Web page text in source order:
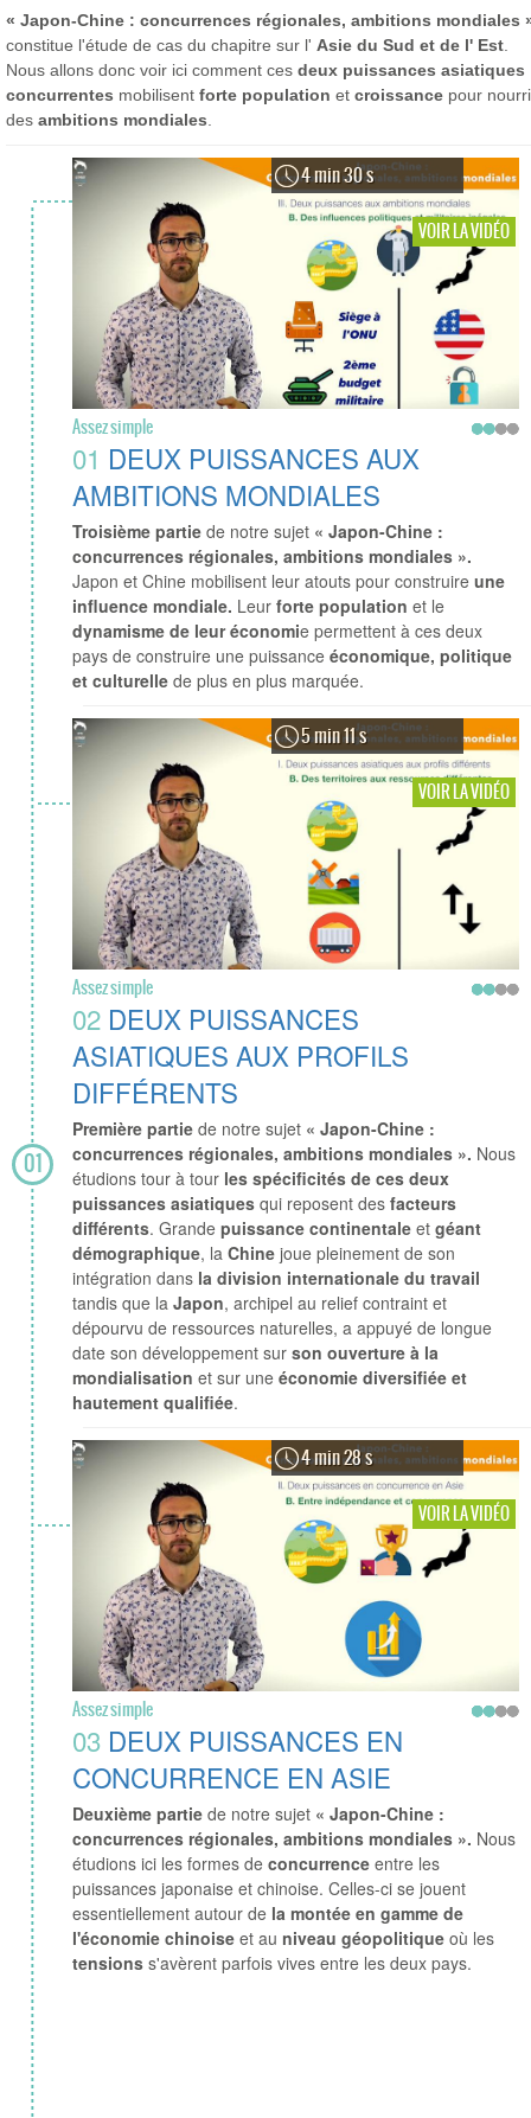
« Japon-Chine : concurrences régionales, ambitions mondiales
constitue l'étude de cas du chapitre sur l' Asie du Sud et de l' Est
Nous allons donc voir ici comment ces deux puissances asiatiques
concurrentes mobilisent forte population et croissance pour
des ambitions mondiales
01
4 min 30 s
VOIR LA VIDÉO
Assez simple
01 DEUX PUISSANCES AUX
AMBITIONS MONDIALES
Troisième partie de notre sujet « Japon-Chine :
concurrences régionales, ambitions mondiales ».
Japon et Chine mobilisent leur atouts pour construireune
influence mondiale. Leurforte population et le
dynamisme de leur économie permettent à ces deux
pays de construire une puissanceéconomique, politique
et culturelle de plus en plus marquée.
5 min 11 s
VOIR LA VIDÉO
Assez simple
02 DEUX PUISSANCES
ASIATIQUES AUX PROFILS
DIFFÉRENTS
Première partie de notre sujet « Japon-Chine :
concurrences régionales, ambitions mondiales ». Nous
étudions tour à tour les spécificités de ces deux
puissances asiatiques qui reposent desfacteurs
différents. Grandepuissance continentale et géant
démographique, laChine joue pleinement de son
intégration dans la division internationale du travail
tandis que laJapon, archipel au relief contraint et
dépourvu de ressources naturelles, a appuyé de longue
date son développement surson ouverture à la
mondialisation et sur une économie diversifiée et
hautement qualifiée.
4 min 28 s
VOIR LA VIDÉO
Assez simple
03 DEUX PUISSANCES EN
CONCURRENCE EN ASIE
Deuxième partie de notre sujet « Japon-Chine :
concurrences régionales, ambitions mondiales ». Nous
étudions ici les formes deconcurrence entre les
puissances japonaise et chinoise. Celles-ci se jouent
essentiellement autour de la montée en gamme de
l'économie chinoise et au niveau géopolitique où les
tensions s'avèrent parfois vives entre les deux pays.